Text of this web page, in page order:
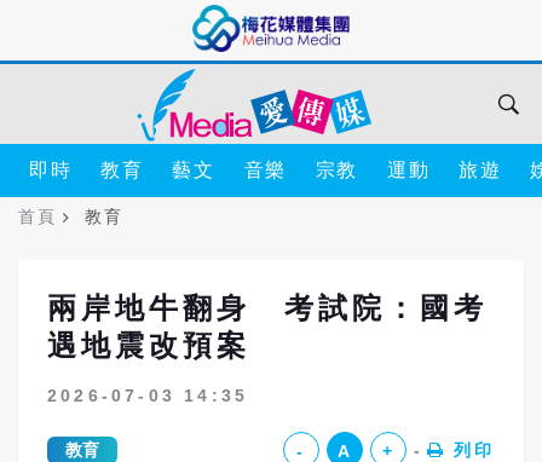
即時 教育 藝文 音樂 宗教 運動 旅遊
首頁 教育
兩岸地牛翻身 考試院：國考
遇地震改預案
2026-07-03 14:35
教育 - A + 列印